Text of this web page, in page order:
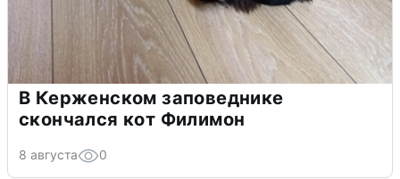
В Керженском заповеднике
скончался кот Филимон
8 августа 0